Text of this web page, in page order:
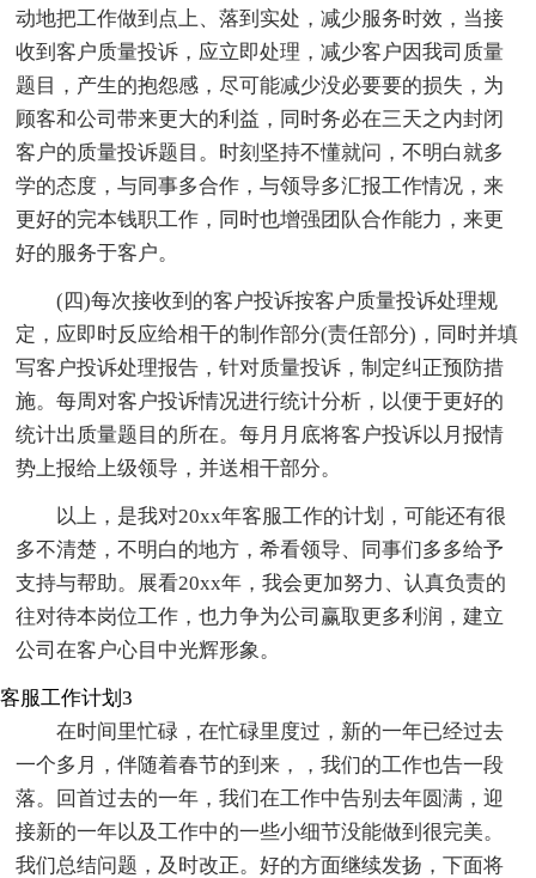
动地把工作做到点上、落到实处，减少服务时效，当接
收到客户质量投诉，应立即处理，减少客户因我司质量
题目，产生的抱怨感，尽可能减少没必要要的损失，为
顾客和公司带来更大的利益，同时务必在三天之内封闭
客户的质量投诉题目。时刻坚持不懂就问，不明白就多
学的态度，与同事多合作，与领导多汇报工作情况，来
更好的完本钱职工作，同时也增强团队合作能力，来更
好的服务于客户。
(四)每次接收到的客户投诉按客户质量投诉处理规
定，应即时反应给相干的制作部分(责任部分)，同时并填
写客户投诉处理报告，针对质量投诉，制定纠正预防措
施。每周对客户投诉情况进行统计分析，以便于更好的
统计出质量题目的所在。每月月底将客户投诉以月报情
势上报给上级领导，并送相干部分。
以上，是我对20xx年客服工作的计划，可能还有很
多不清楚，不明白的地方，希看领导、同事们多多给予
支持与帮助。展看20xx年，我会更加努力、认真负责的
往对待本岗位工作，也力争为公司赢取更多利润，建立
公司在客户心目中光辉形象。
客服工作计划3
在时间里忙碌，在忙碌里度过，新的一年已经过去
一个多月，伴随着春节的到来，，我们的工作也告一段
落。回首过去的一年，我们在工作中告别去年圆满，迎
接新的一年以及工作中的一些小细节没能做到很完美。
我们总结问题，及时改正。好的方面继续发扬，下面将